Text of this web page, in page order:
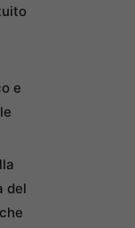
e
del